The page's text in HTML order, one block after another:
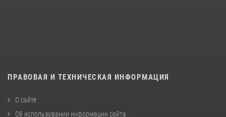
ПРАВОВАЯ И ТЕХНИЧЕСКАЯ ИНФОРМАЦИЯ
О сайте
Об использовании информации сайта